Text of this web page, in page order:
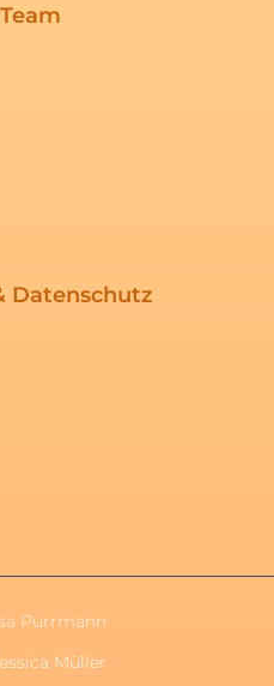
Datenschutz
Purrmann
Müller